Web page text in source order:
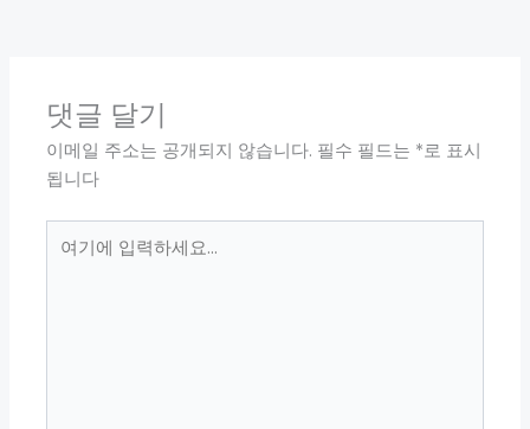
댓글 달기
이메일 주소는 공개되지 않습니다. 필수 필드는 *로 표시
됩니다